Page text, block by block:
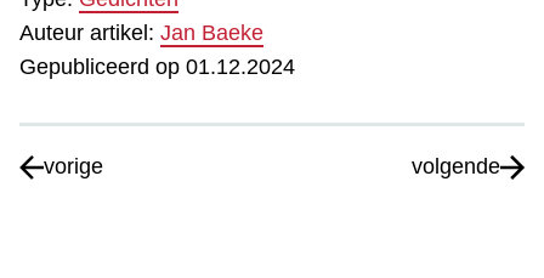
Auteur artikel: Jan Baeke
Gepubliceerd op 01.12.2024
vorige volgende